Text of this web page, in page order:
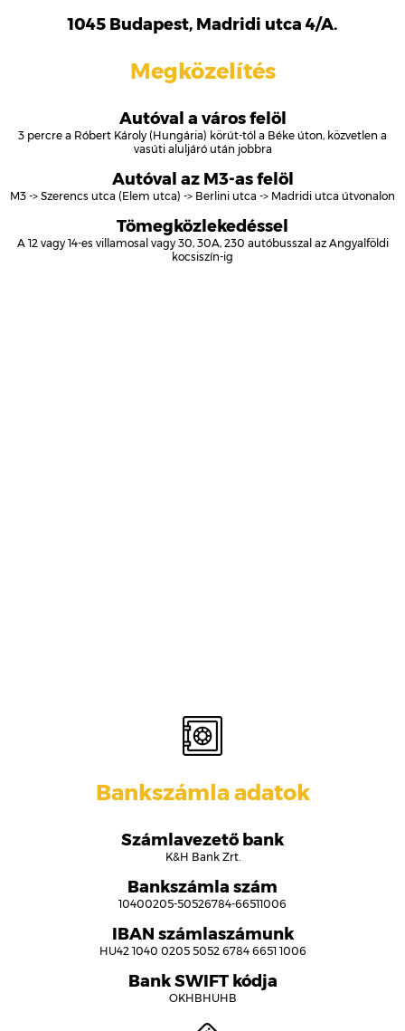
1045 Budapest, Madridi utca 4/A.
Megközelítés
Autóval a város felöl
3 percre a Róbert Károly (Hungária) körút-tól a Béke úton, közvetlen a
vasúti aluljáró után jobbra
Autóval az M3-as felöl
M3 -> Szerencs utca (Elem utca) -> Berlini utca -> Madridi utca útvonalon
Tömegközlekedéssel
A 12 vagy 14-es villamosal vagy 30, 30A, 230 autóbusszal az Angyalföldi
kocsiszín-ig
Bankszámla adatok
Számlavezető bank
K&H Bank Zrt.
Bankszámla szám
10400205-50526784-66511006
IBAN számlaszámunk
HU42 1040 0205 5052 6784 6651 1006
Bank SWIFT kódja
OKHBHUHB